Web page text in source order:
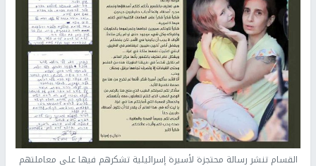
القسام تنشر رسالة محتجزة لأسيرة إسرائيلية تشكرهم فيها على معاملتهم